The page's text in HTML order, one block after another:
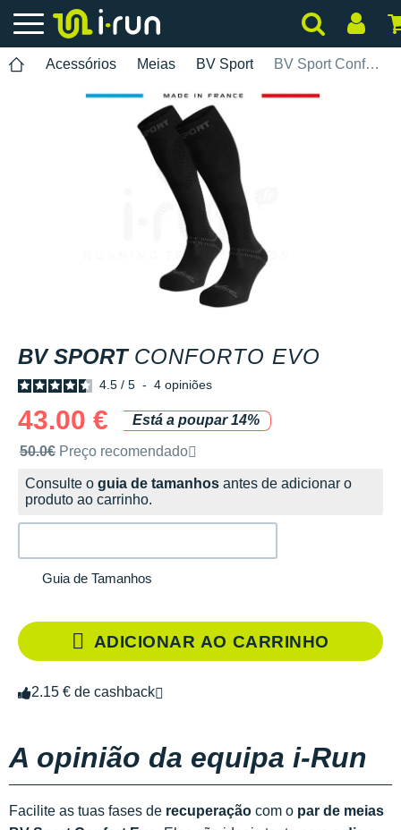
Acessórios Meias BV Sport BV Sport Conforto Evo
BV SPORT CONFORTO EVO
4.5 / 5 - 4 opiniões
43.00 €
Está a poupar 14%
Preço de venda recomendado pela marca
50.0€ Preço recomendado
Consulte o guia de tamanhos antes de adicionar o
produto ao carrinho.
Guia de Tamanhos
ADICIONAR AO CARRINHO
2.15 € de cashback
A opinião da equipa i-Run
Facilite as tuas fases de recuperação com o par de meias